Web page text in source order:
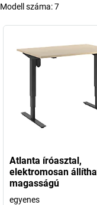
Modell száma:7
Atlanta íróasztal,
elektromosan
magasságú
egyenes